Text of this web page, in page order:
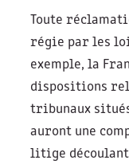
Toute
régie par les
exemple, la
dispositions
tribunaux
auront une
litige découlant